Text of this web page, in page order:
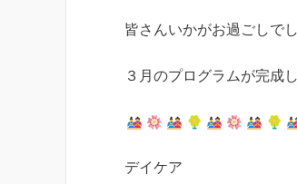
皆さんいかがお過ごしで
３月のプログラムが完成
デイケア